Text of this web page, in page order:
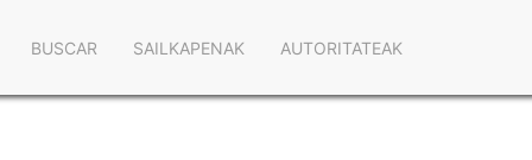
BUSCAR SAILKAPENAK AUTORITATEAK